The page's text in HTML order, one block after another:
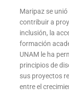
Maripaz se
contribuir a
inclusión, la
formación
UNAM le ha
principios de
sus proyectos
entre el